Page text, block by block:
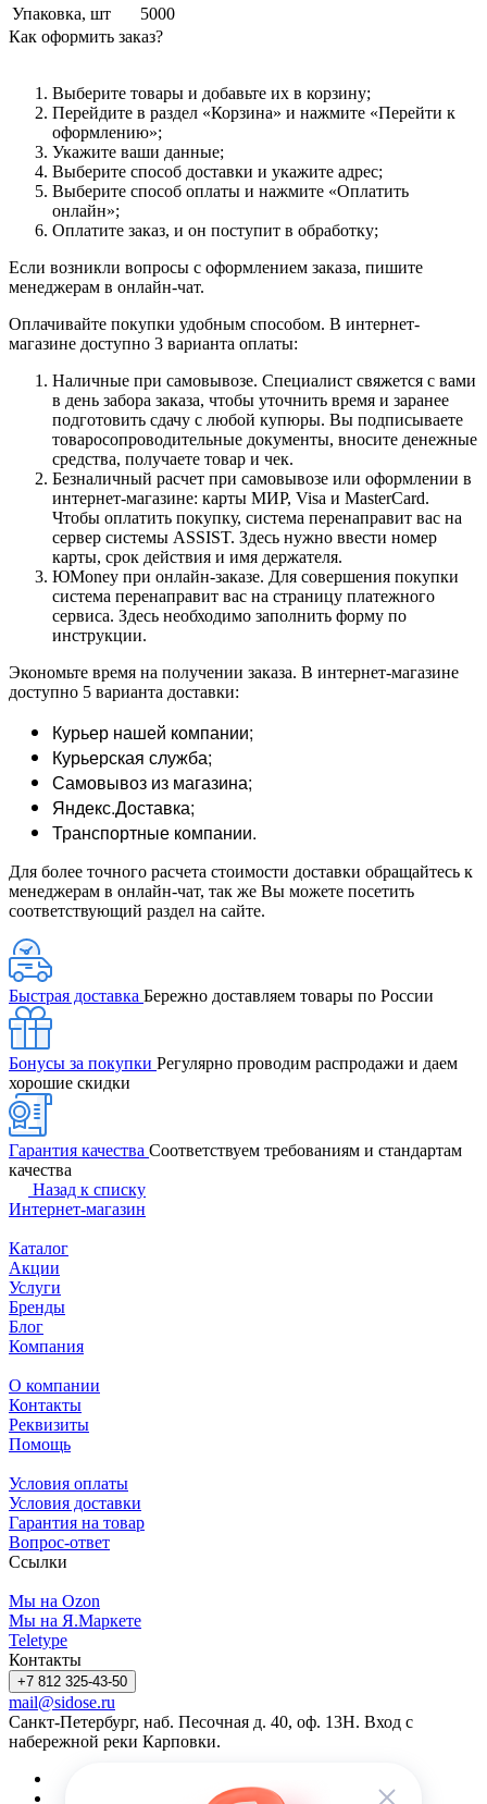
Упаковка, шт
5000
Как оформить заказ?
Выберите товары и добавьте их в корзину;
Перейдите в раздел «Корзина» и нажмите «Перейти к
оформлению»;
Укажите ваши данные;
Выберите способ доставки и укажите адрес;
Выберите способ оплаты и нажмите «Оплатить
онлайн»;
Оплатите заказ, и он поступит в обработку;
Если возникли вопросы с оформлением заказа, пишите
менеджерам в онлайн-чат.
Оплачивайте покупки удобным способом. В интернет-
магазине доступно 3 варианта оплаты:
Наличные при самовывозе. Специалист свяжется с вами
в день забора заказа, чтобы уточнить время и заранее
подготовить сдачу с любой купюры. Вы подписываете
товаросопроводительные документы, вносите денежные
средства, получаете товар и чек.
Безналичный расчет при самовывозе или оформлении в
интернет-магазине: карты МИР, Visa и MasterCard.
Чтобы оплатить покупку, система перенаправит вас на
сервер системы ASSIST. Здесь нужно ввести номер
карты, срок действия и имя держателя.
ЮMoney при онлайн-заказе. Для совершения покупки
система перенаправит вас на страницу платежного
сервиса. Здесь необходимо заполнить форму по
инструкции.
Экономьте время на получении заказа. В интернет-магазине
доступно 5 варианта доставки:
Курьер нашей компании;
Курьерская служба;
Самовывоз из магазина;
Яндекс.Доставка;
Транспортные компании.
Для более точного расчета стоимости доставки обращайтесь к
менеджерам в онлайн-чат, так же Вы можете посетить
соответствующий раздел на сайте.
Быстрая доставка Бережно доставляем товары по России
Бонусы за покупки Регулярно проводим распродажи и даем
хорошие скидки
Гарантия качества Соответствуем требованиям и стандартам
качества
Назад к списку
Интернет-магазин
Каталог
Акции
Услуги
Бренды
Блог
Компания
О компании
Контакты
Реквизиты
Помощь
Условия оплаты
Условия доставки
Гарантия на товар
Вопрос-ответ
Ссылки
Мы на Ozon
Мы на Я.Маркете
Teletype
Контакты
+7 812 325-43-50
mail@sidose.ru
Санкт-Петербург, наб. Песочная д. 40, оф. 13Н. Вход с
набережной реки Карповки.